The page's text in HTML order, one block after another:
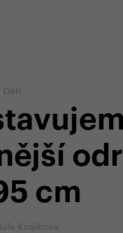
Děti
cm
Kosíková